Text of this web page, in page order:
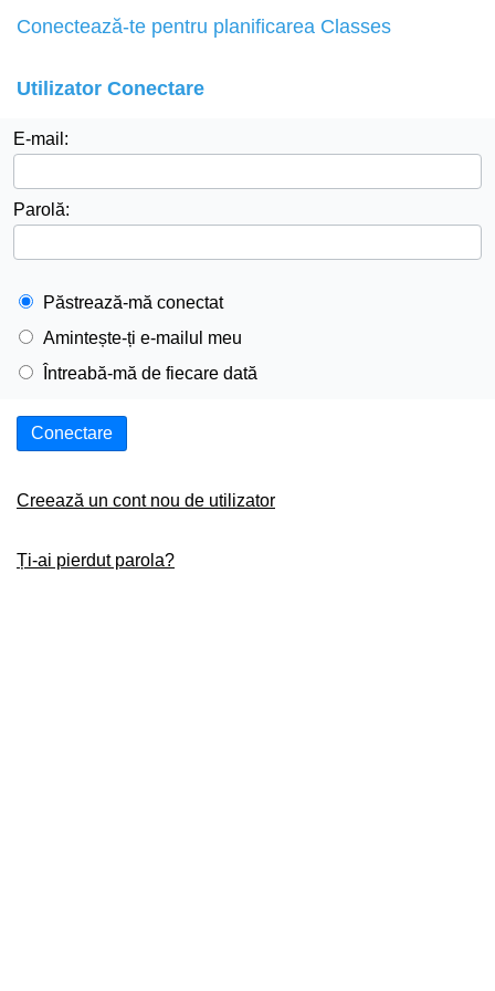
Conectează-te pentru planificarea Classes
Utilizator Conectare
E-mail:
Parolă:
Păstrează-mă conectat
Amintește-ți e-mailul meu
Întreabă-mă de fiecare dată
Conectare
Creează un cont nou de utilizator
Ți-ai pierdut parola?